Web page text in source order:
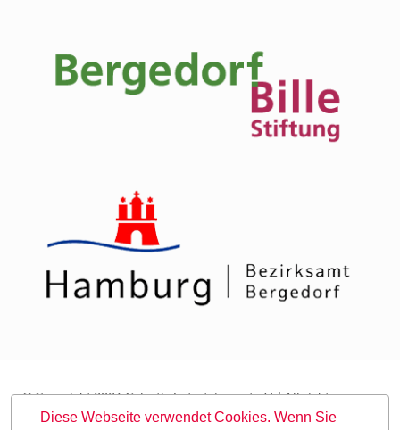
© Copyright 2026 Galactic Entertainment e.V. | All rights
reserved.
Diese Webseite verwendet Cookies. Wenn Sie